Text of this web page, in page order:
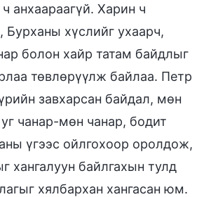
анхаараагүй. Харин ч
Бурханы хүслийг ухаарч,
болон хайр татам байдлыг
төвлөрүүлж байлаа. Петр
завхарсан байдал, мөн
чанар-мөн чанар, бодит
үгээс ойлгохоор оролдож,
хангалуун байлгахын тулд
хялбархан хангасан юм.